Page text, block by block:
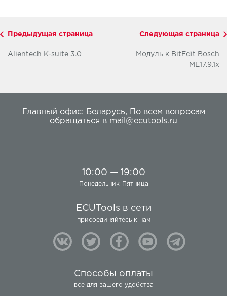
Предыдущая страница
Alientech K-suite 3.0
Следующая страница
Модуль к BitEdit Bosch
ME17.9.1x
Главный офис: Беларусь,
По всем вопросам
обращаться в mail@ecutools.ru
10:00 — 19:00
Понедельник-Пятница
ECUTools в сети
присоединяйтесь к нам
Способы оплаты
все для вашего удобства